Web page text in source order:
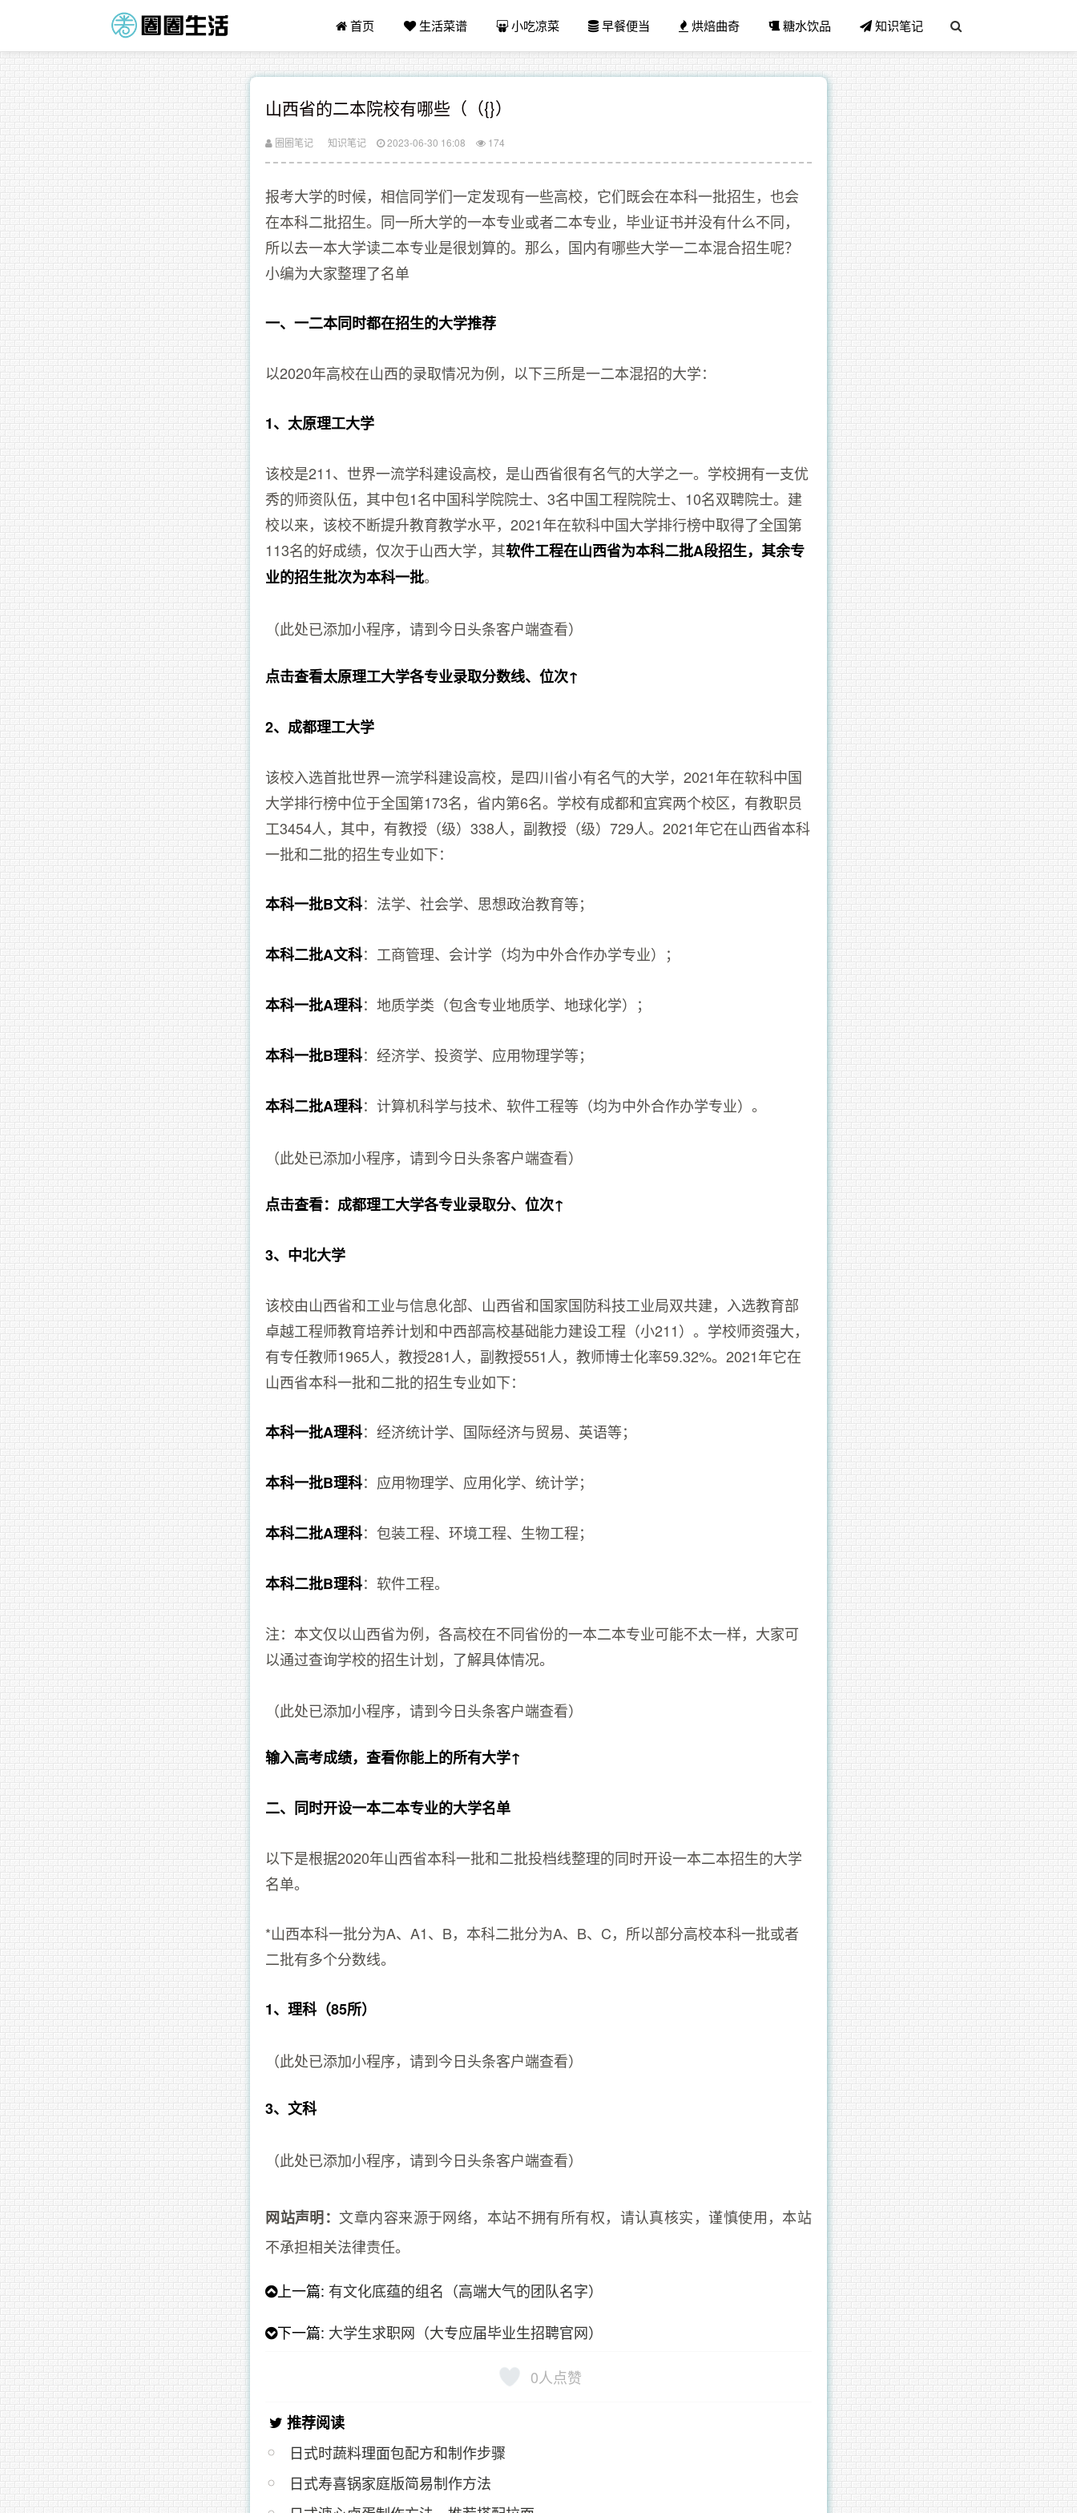
首页 生活菜谱 小吃凉菜 早餐便当 烘焙曲奇 糖水饮品 知识笔记
山西省的二本院校有哪些（（{}）
圈圈笔记 知识笔记 2023-06-30 16:08 174
报考大学的时候，相信同学们一定发现有一些高校，它们既会在本科一批招生，也会
在本科二批招生。同一所大学的一本专业或者二本专业，毕业证书并没有什么不同，
所以去一本大学读二本专业是很划算的。那么，国内有哪些大学一二本混合招生呢？
小编为大家整理了名单
一、一二本同时都在招生的大学推荐
以2020年高校在山西的录取情况为例，以下三所是一二本混招的大学：
1、太原理工大学
该校是211、世界一流学科建设高校，是山西省很有名气的大学之一。学校拥有一支优
秀的师资队伍，其中包1名中国科学院院士、3名中国工程院院士、10名双聘院士。建
校以来，该校不断提升教育教学水平，2021年在软科中国大学排行榜中取得了全国第
113名的好成绩，仅次于山西大学，其软件工程在山西省为本科二批A段招生，其余专
业的招生批次为本科一批。
（此处已添加小程序，请到今日头条客户端查看）
点击查看太原理工大学各专业录取分数线、位次↑
2、成都理工大学
该校入选首批世界一流学科建设高校，是四川省小有名气的大学，2021年在软科中国
大学排行榜中位于全国第173名，省内第6名。学校有成都和宜宾两个校区，有教职员
工3454人，其中，有教授（级）338人，副教授（级）729人。2021年它在山西省本科
一批和二批的招生专业如下：
本科一批B文科：法学、社会学、思想政治教育等；
本科二批A文科：工商管理、会计学（均为中外合作办学专业）；
本科一批A理科：地质学类（包含专业地质学、地球化学）；
本科一批B理科：经济学、投资学、应用物理学等；
本科二批A理科：计算机科学与技术、软件工程等（均为中外合作办学专业）。
（此处已添加小程序，请到今日头条客户端查看）
点击查看：成都理工大学各专业录取分、位次↑
3、中北大学
该校由山西省和工业与信息化部、山西省和国家国防科技工业局双共建，入选教育部
卓越工程师教育培养计划和中西部高校基础能力建设工程（小211）。学校师资强大，
有专任教师1965人，教授281人，副教授551人，教师博士化率59.32%。2021年它在
山西省本科一批和二批的招生专业如下：
本科一批A理科：经济统计学、国际经济与贸易、英语等；
本科一批B理科：应用物理学、应用化学、统计学；
本科二批A理科：包装工程、环境工程、生物工程；
本科二批B理科：软件工程。
注：本文仅以山西省为例，各高校在不同省份的一本二本专业可能不太一样，大家可
以通过查询学校的招生计划，了解具体情况。
（此处已添加小程序，请到今日头条客户端查看）
输入高考成绩，查看你能上的所有大学↑
二、同时开设一本二本专业的大学名单
以下是根据2020年山西省本科一批和二批投档线整理的同时开设一本二本招生的大学
名单。
*山西本科一批分为A、A1、B，本科二批分为A、B、C，所以部分高校本科一批或者
二批有多个分数线。
1、理科（85所）
（此处已添加小程序，请到今日头条客户端查看）
3、文科
（此处已添加小程序，请到今日头条客户端查看）
网站声明： 文章内容来源于网络，本站不拥有所有权，请认真核实，谨慎使用，本站
不承担相关法律责任。
上一篇: 有文化底蕴的组名（高端大气的团队名字）
下一篇: 大学生求职网（大专应届毕业生招聘官网）
0人点赞
推荐阅读
日式时蔬料理面包配方和制作步骤
日式寿喜锅家庭版简易制作方法